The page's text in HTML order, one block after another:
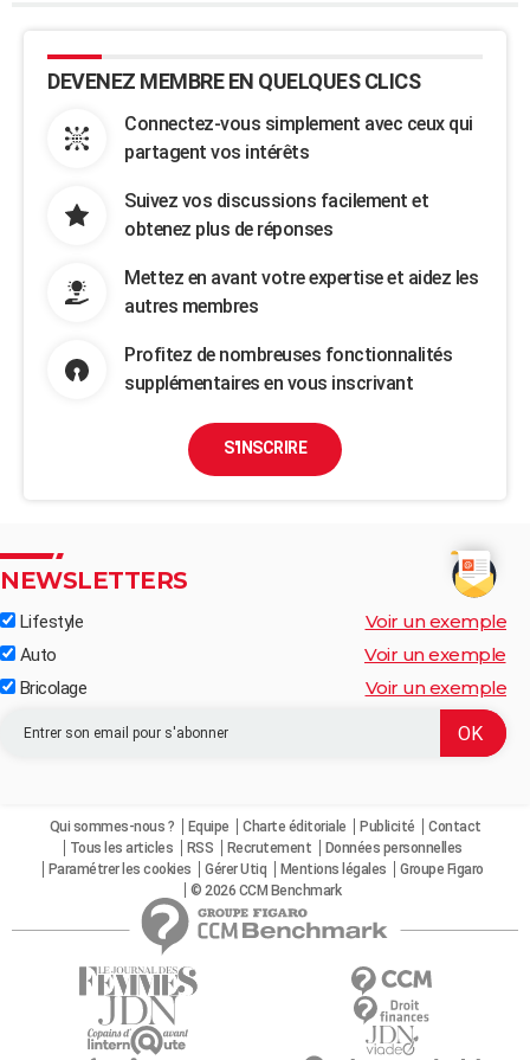
DEVENEZ MEMBRE EN QUELQUES CLICS
Connectez-vous simplement avec ceux qui
partagent vos intérêts
Suivez vos discussions facilement et
obtenez plus de réponses
Mettez en avant votre expertise et aidez les
autres membres
Profitez de nombreuses fonctionnalités
supplémentaires en vous inscrivant
S'INSCRIRE
NEWSLETTERS
Lifestyle Voir un exemple
Auto Voir un exemple
Bricolage Voir un exemple
Qui sommes-nous ? Equipe Charte éditoriale Publicité
Contact
Tous les articles
RSS Recrutement
Données personnelles
Paramétrer les cookies
Gérer Utiq Mentions légales
Groupe Figaro
© 2026 CCM Benchmark